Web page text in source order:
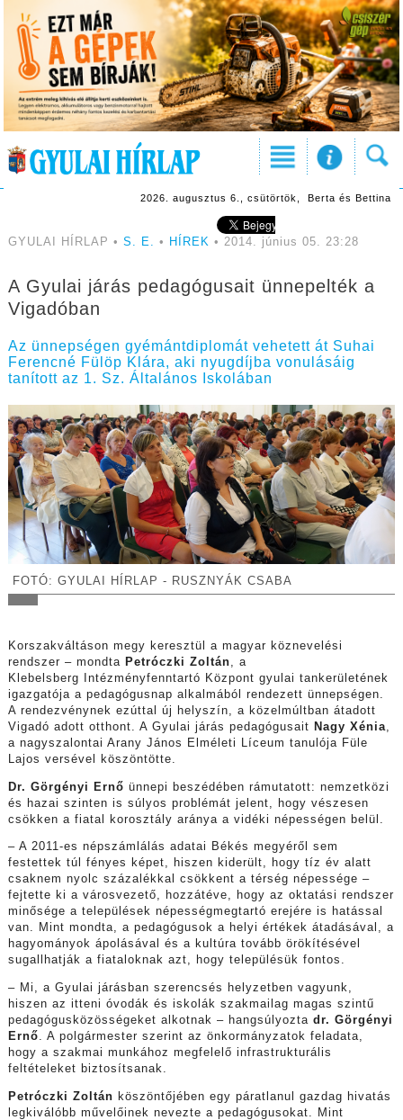
2026. augusztus 6., csütörtök, Berta és Bettina
GYULAI HÍRLAP • S. E. • HÍREK • 2014. június 05. 23:28
A Gyulai járás pedagógusait ünnepelték a
Vigadóban
Az ünnepségen gyémántdiplomát vehetett át Suhai
Ferencné Fülöp Klára, aki nyugdíjba vonulásáig
tanított az 1. Sz. Általános Iskolában
FOTÓ: GYULAI HÍRLAP - RUSZNYÁK CSABA
Korszakváltáson megy keresztül a magyar köznevelési
rendszer – mondta Petróczki Zoltán, a
Klebelsberg Intézményfenntartó Központ gyulai tankerületének
igazgatója a pedagógusnap alkalmából rendezett ünnepségen.
A rendezvénynek ezúttal új helyszín, a közelmúltban átadott
Vigadó adott otthont. A Gyulai járás pedagógusait Nagy Xénia,
a nagyszalontai Arany János Elméleti Líceum tanulója Füle
Lajos versével köszöntötte.
Dr. Görgényi Ernő ünnepi beszédében rámutatott: nemzetközi
és hazai szinten is súlyos problémát jelent, hogy vészesen
csökken a fiatal korosztály aránya a vidéki népességen belül.
– A 2011-es népszámlálás adatai Békés megyéről sem
festettek túl fényes képet, hiszen kiderült, hogy tíz év alatt
csaknem nyolc százalékkal csökkent a térség népessége –
fejtette ki a városvezető, hozzátéve, hogy az oktatási rendszer
minősége a települések népességmegtartó erejére is hatással
van. Mint mondta, a pedagógusok a helyi értékek átadásával, a
hagyományok ápolásával és a kultúra tovább örökítésével
sugallhatják a fiataloknak azt, hogy településük fontos.
– Mi, a Gyulai járásban szerencsés helyzetben vagyunk,
hiszen az itteni óvodák és iskolák szakmailag magas szintű
pedagógusközösségeket alkotnak – hangsúlyozta dr. Görgényi
Ernő. A polgármester szerint az önkormányzatok feladata,
hogy a szakmai munkához megfelelő infrastrukturális
feltételeket biztosítsanak.
Petróczki Zoltán köszöntőjében egy páratlanul gazdag hivatás
legkiválóbb művelőinek nevezte a pedagógusokat. Mint